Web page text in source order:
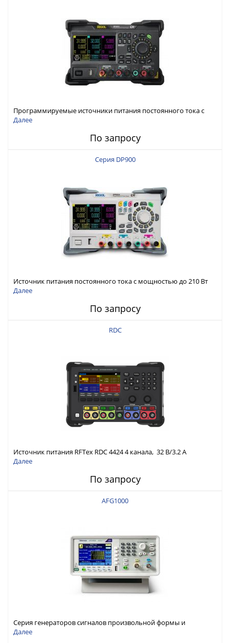
Программируемые источники питания постоянного тока с
мощностью 222 Вт, 3 канала
Далее
По запросу
Серия DP900
Источник питания постоянного тока с мощностью до 210 Вт
Далее
По запросу
RDC
Источник питания RFTex RDC 4424 4 канала, 32 В/3.2 А
Далее
По запросу
AFG1000
Серия генераторов сигналов произвольной формы и
стандартных функций Tektronix AFG1000
Далее